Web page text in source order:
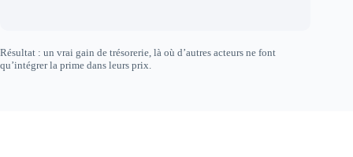
Résultat : un vrai gain de trésorerie, là où d’autres acteurs ne font
qu’intégrer la prime dans leurs prix.